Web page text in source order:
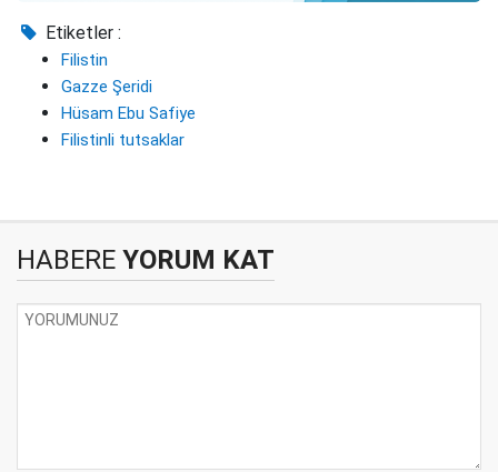
Etiketler :
Filistin
Gazze Şeridi
Hüsam Ebu Safiye
Filistinli tutsaklar
HABERE YORUM KAT